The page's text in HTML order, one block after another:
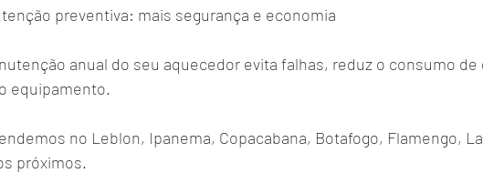
preventiva: mais segurança e economia
anual do seu aquecedor evita falhas, reduz o consumo de
equipamento.
no Leblon, Ipanema, Copacabana, Botafogo, Flamengo,
próximos.